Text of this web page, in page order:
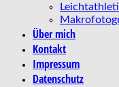
Über mich
Kontakt
Impressum
Datenschutz